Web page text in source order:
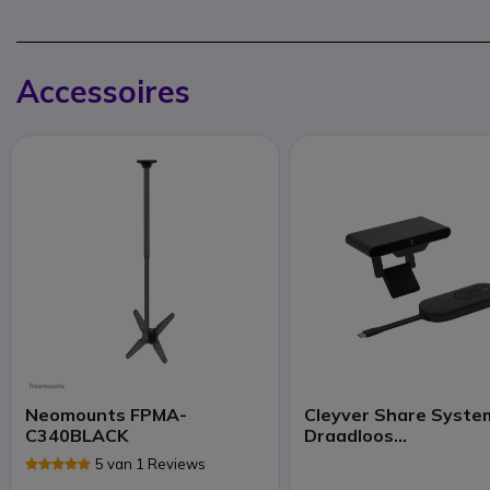
Accessoires
Neomounts FPMA-
C340BLACK
5 van 1 Reviews
Cleyver Share
Draadloos